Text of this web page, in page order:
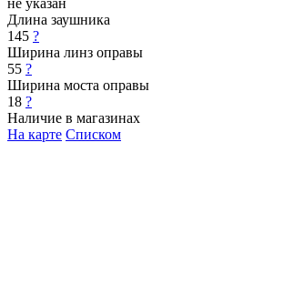
Длина заушника
145 ?
Ширина линз оправы
55 ?
Ширина моста оправы
18 ?
Наличие в магазинах
На карте Списком